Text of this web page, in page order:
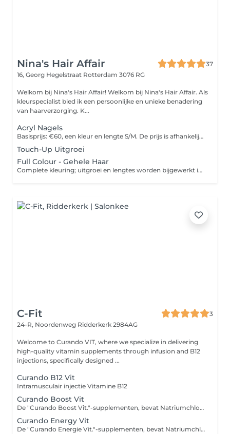
Nina's Hair Affair
37
16, Georg Hegelstraat Rotterdam 3076 RG
Welkom bij Nina's Hair Affair! Welkom bij Nina's Hair Affair. Als
kleurspecialist bied ik een persoonlijke en unieke benadering
van haarverzorging. K...
Acryl Nagels
Basisprijs: €60, een kleur en lengte S/M. De prijs is afhankelijk van nagellengte en gewenst design. Voor speciale wensen of uitgebreide designs nemen wij eerst contact op via WhatsApp om alles door te spreken. De behandeling vind plaats in Dordrecht aan de Pieter Zeemanweg 146.
Touch-Up Uitgroei
Full Colour - Gehele Haar
Complete kleuring; uitgroei en lengtes worden bijgewerkt in één tint. Perfect voor kleurverdieping of opfrissing
C-Fit
3
24-R, Noordenweg Ridderkerk 2984AG
Welcome to Curando VIT, where we specialize in delivering
high-quality vitamin supplements through infusion and B12
injections, specifically designed ...
Curando B12 Vit
Intramusculair injectie Vitamine B12
Curando Boost Vit
De "Curando Boost Vit."-supplementen, bevat Natriumchloride, Vitamine C, Vitamine B-Complex, Vitamine B1, Vitamine B6, Magnesiumsulfaat, Calcium. Extra: Wij geven vitamine B12 apart als injectie in de spier in plaats van toevoeging in de infuuszak, dit voor een betere opname resultaat. De extra kosten hiervoor bedragen €15 bij aankoop van een vitamine-infusiebehandeling.
Curando Energy Vit
De "Curando Energie Vit."-supplementen, bevat Natriumchloride, Vitamine C, Vitamine B-Complex, Vitamine B1, Vitamine B6, Magnesiumsulfaat, Calcium, Zink, Carnitine en Glutathion. Extra: Wij geven vitamine B12 apart als injectie in de spier in plaats van toevoeging in de infuuszak, dit voor een betere opname resultaat. De extra kosten hiervoor bedragen €15 bij aankoop van een vitamine-infusiebehandeling.